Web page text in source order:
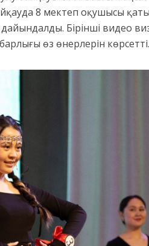
8 мектеп оқушысы
Бірінші видео
өз өнерлерін көрсетті.